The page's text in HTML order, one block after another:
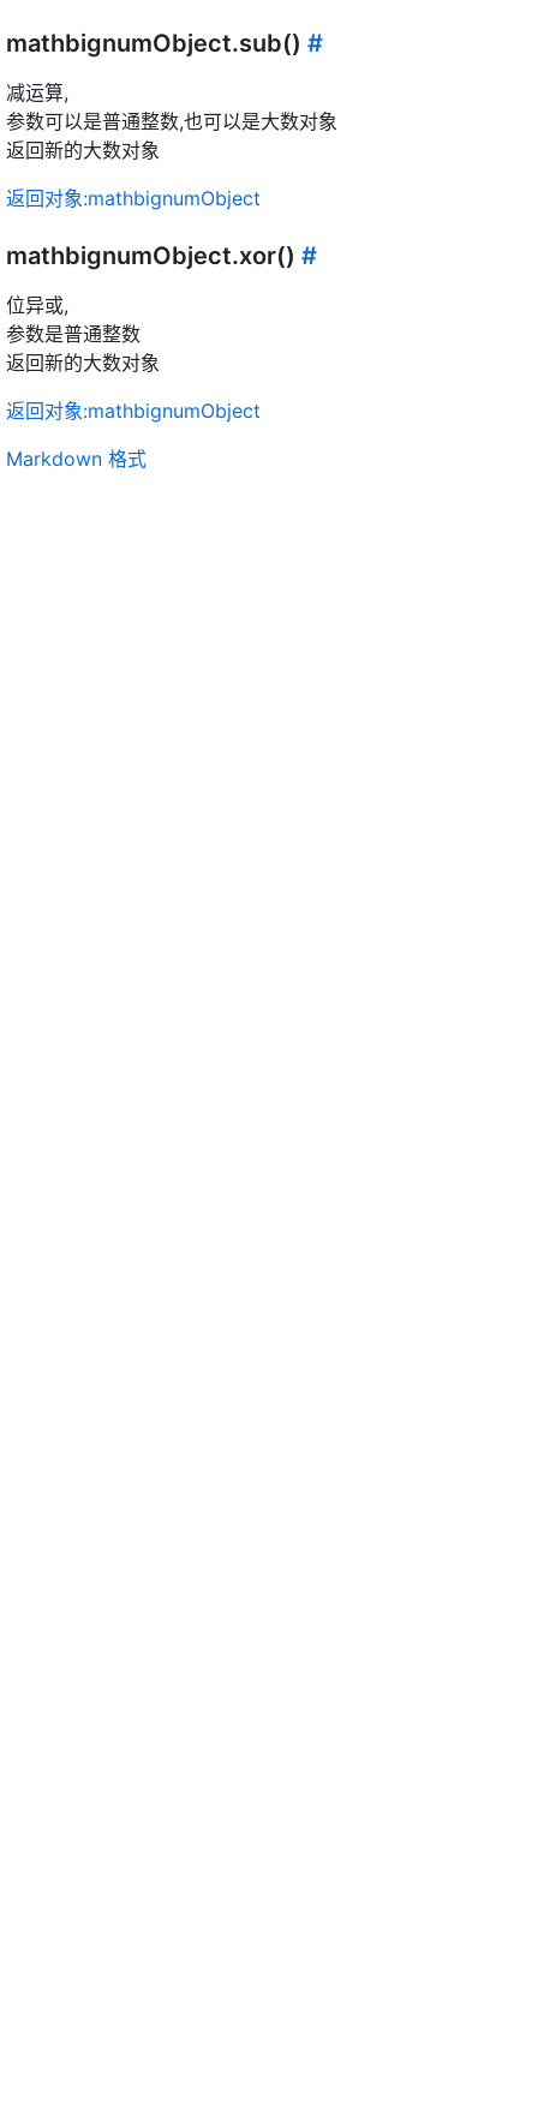
mathbignumObject.sub() #
减运算,
参数可以是普通整数,也可以是大数对象
返回新的大数对象
返回对象:mathbignumObject
mathbignumObject.xor() #
位异或,
参数是普通整数
返回新的大数对象
返回对象:mathbignumObject
Markdown 格式